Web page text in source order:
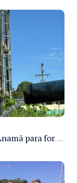
Cosama inicia força-tarefa em Anamã para fortalecer abastecimento de água e segurança hídrica da população